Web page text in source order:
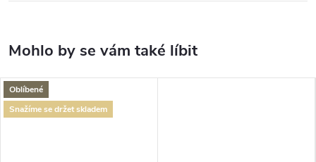
Oblíbené
Snažíme se držet skladem